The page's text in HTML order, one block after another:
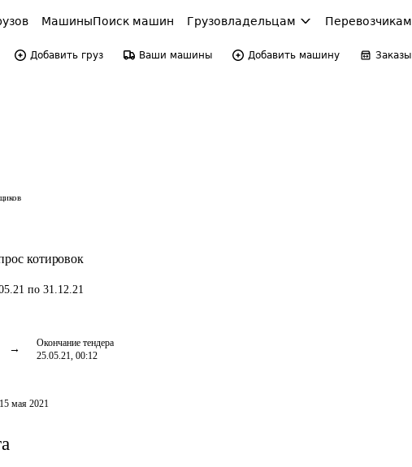
МашиныПоиск машин Грузовладельцам Перевозчикам
Добавить груз Ваши машины Добавить машину Заказы
котировок
по 31.12.21
Окончание тендера
25.05.21, 00:12
15 мая 2021